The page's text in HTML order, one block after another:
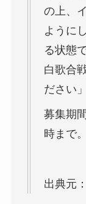
の上、
ように
る状態
白歌合
ださい
募集期
時まで
出典元